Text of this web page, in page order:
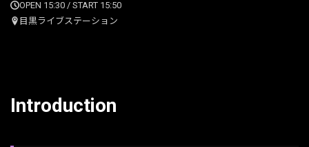
OPEN 15:30 / START 15:50
目黒ライブステーション
Introduction